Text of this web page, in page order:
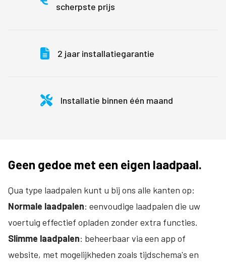
scherpste prijs
2 jaar installatiegarantie
Installatie binnen één maand
Geen gedoe met een eigen laadpaal.
Qua type laadpalen kunt u bij ons alle kanten op:
Normale laadpalen: eenvoudige laadpalen die uw
voertuig effectief opladen zonder extra functies.
Slimme laadpalen: beheerbaar via een app of
website, met mogelijkheden zoals tijdschema's en